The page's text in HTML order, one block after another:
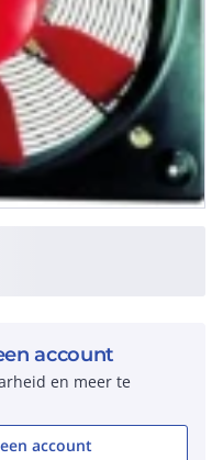
account
en meer te
account